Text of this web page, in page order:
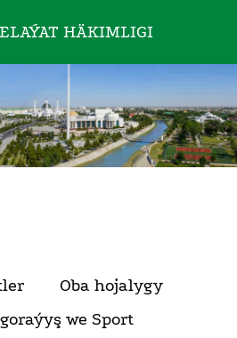
HÄKIMLIGI
Oba hojalygy
we Sport